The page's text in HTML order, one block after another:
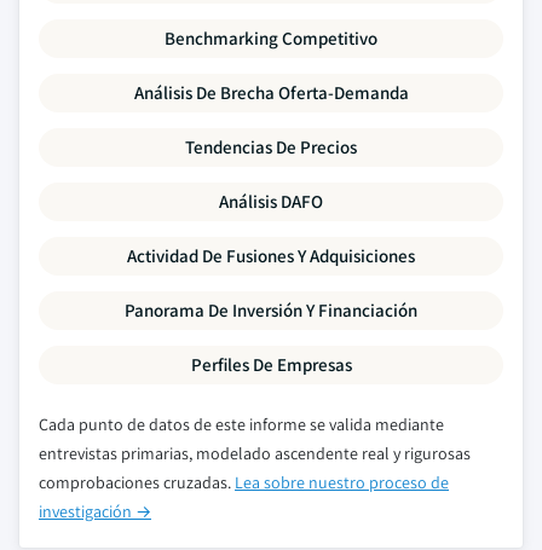
Benchmarking Competitivo
Análisis De Brecha Oferta-Demanda
Tendencias De Precios
Análisis DAFO
Actividad De Fusiones Y Adquisiciones
Panorama De Inversión Y Financiación
Perfiles De Empresas
Cada punto de datos de este informe se valida mediante
entrevistas primarias, modelado ascendente real y rigurosas
comprobaciones cruzadas. Lea sobre nuestro proceso de
investigación →